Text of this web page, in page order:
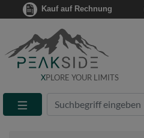
Kauf auf Rechnung
XPLORE YOUR LIMITS
Suche
Eingabefeld